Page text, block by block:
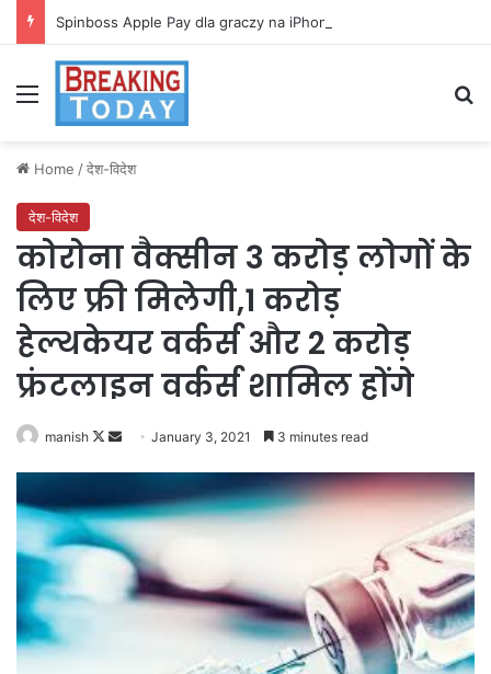
Spinboss Apple Pay dla graczy na iPhone
Menu
Home /देश-विदेश
देश-विदेश
कोरोना वैक्सीन 3 करोड़ लोगों के
लिए फ्री मिलेगी,1 करोड़
हेल्थकेयर वर्कर्स और 2 करोड़
फ्रंटलाइन वर्कर्स शामिल होंगे
manish
Follow
SendJanuary 3, 2021 3 minutes read